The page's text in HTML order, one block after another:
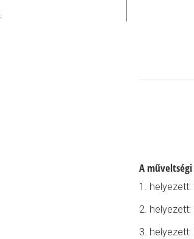
A
1. helyezett:
2. helyezett:
3. helyezett: